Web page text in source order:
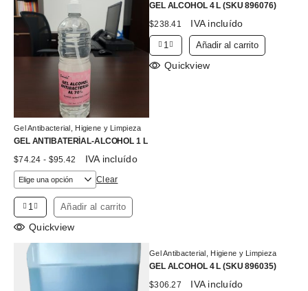
Gel Antibacterial Higiene y Limpieza
GEL ANTIBATERÍAL-ALCOHOL 1 L
$74.24 - $95.42 Rango
precios:
desde
$74.24
hasta
$95.42
IVA incluído
Clear
Añadir al carrito
Quickview
GEL ALCOHOL 4 L (SKU 896076)
$238.41 IVA incluído
Añadir al carrito
Quickview
Gel Antibacterial Higiene y Limpieza
GEL ALCOHOL 4 L (SKU 896035)
$306.27 IVA incluído